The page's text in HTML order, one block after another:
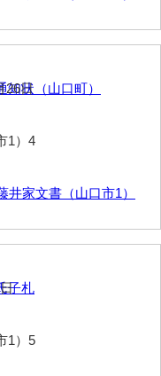
状（山口町）
1）4
井家文書（山口市1）
26日
子札
1）5